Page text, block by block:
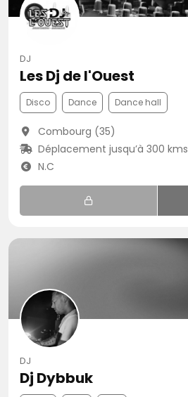
DJ
Les Dj de l'Ouest
Disco Dance Dance hall
Combourg (35)
Déplacement jusqu’à 300 kms
N.C
DJ
Dj Dybbuk